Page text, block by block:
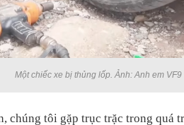
Một chiếc xe bị thủng lốp. Ảnh: Anh em VF9
chúng tôi gặp trục trặc trong quá